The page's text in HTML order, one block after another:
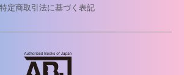
特定商取引法に基づく表記